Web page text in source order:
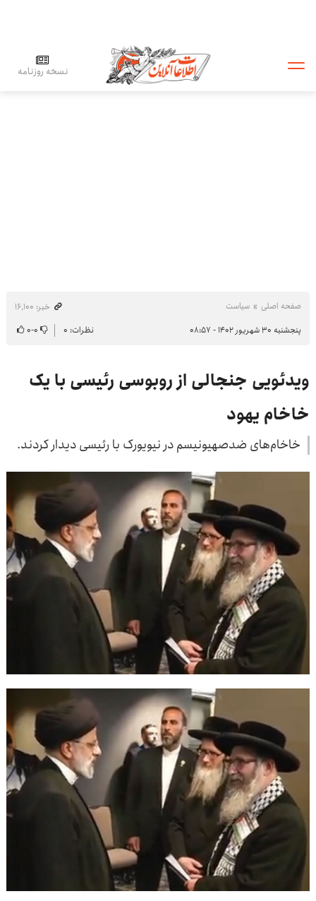
نسخه روزنامه
صفحه اصلی سیاست
خبر: ۱۶٬۱۰۰
پنجشنبه ۳۰ شهریور ۱۴۰۲ - ۰۸:۵۷
نظرات: ۰ ۰-۰
ویدئویی جنجالی از روبوسی رئیسی با یک
خاخام یهود
خاخام‌های ضدصهیونیسم در نیویورک با رئیسی دیدار کردند.